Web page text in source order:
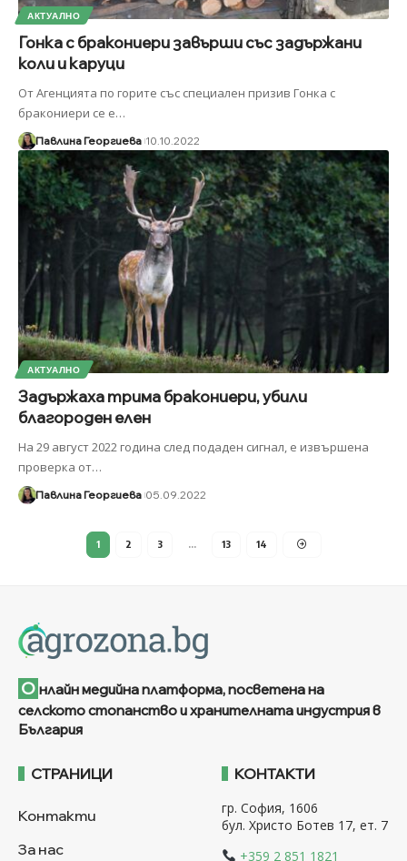
АКТУАЛНО
Гонка с бракониери завърши със задържани
коли и каруци
От Агенцията по горите със специален призив Гонка с
бракониери се е…
Павлина Георгиева 10.10.2022
АКТУАЛНО
Задържаха трима бракониери, убили
благороден елен
На 29 август 2022 година след подаден сигнал, е извършена
проверка от…
Павлина Георгиева 05.09.2022
1 2 3 … 13 14
О нлайн медийна платформа, посветена на
селското стопанство и хранителната индустрия в
България
СТРАНИЦИ
Контакти
За нас
КОНТАКТИ
гр. София, 1606
бул. Христо Ботев 17, ет. 7
+359 2 851 1821